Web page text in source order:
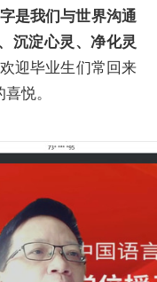
是我们与世界沟通
沉淀心灵、净化灵
迎毕业生们常回来
悦。